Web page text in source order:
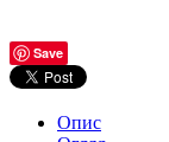
Save
Опис